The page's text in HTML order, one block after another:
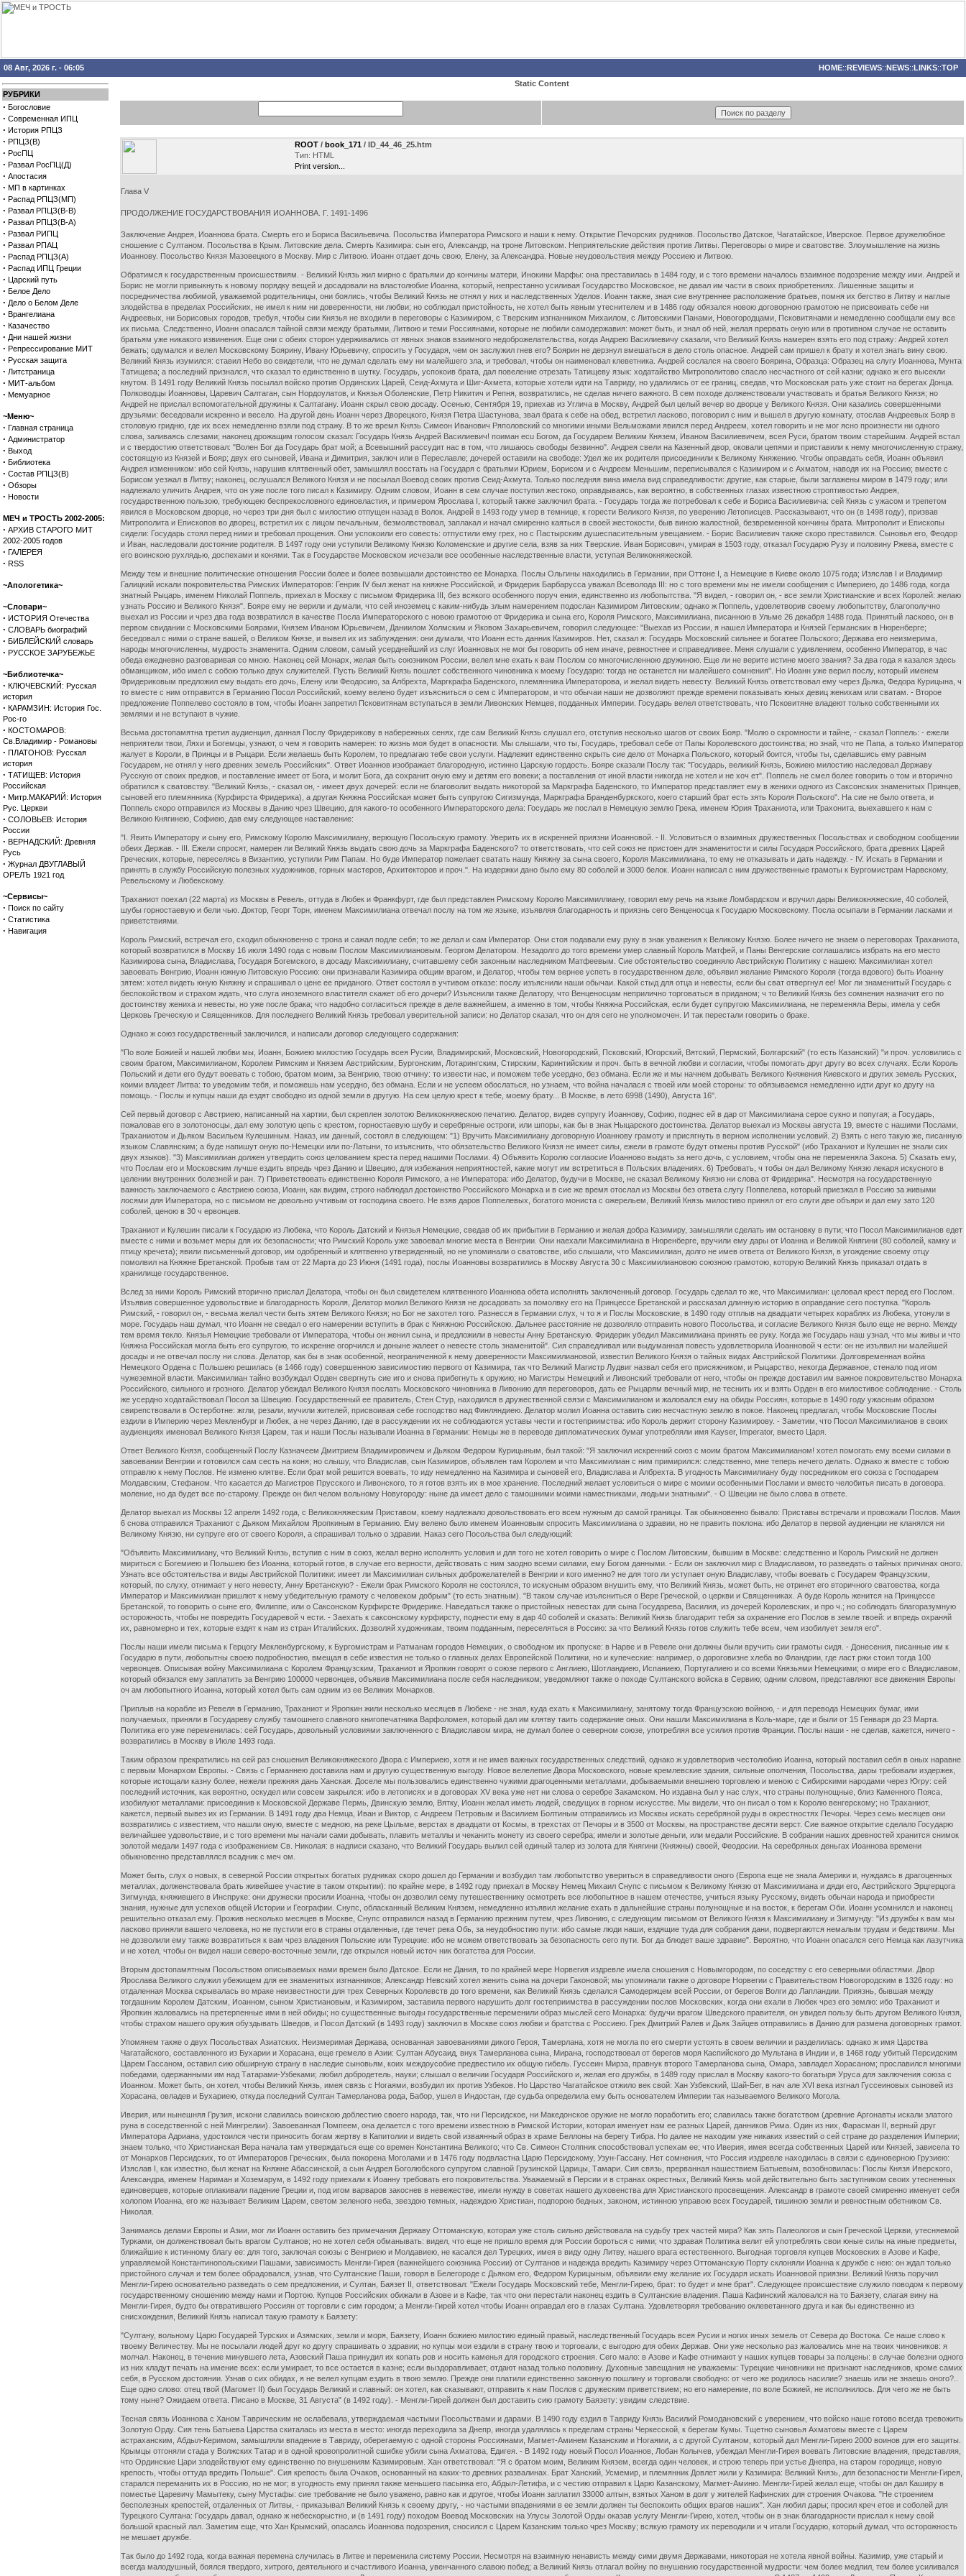
08 Авг, 2026 г. - 06:05 HOME::REVIEWS::NEWS::LINKS::TOP
РУБРИКИ
· Богословие
· Современная ИПЦ
· История РПЦЗ
· РПЦЗ(В)
· РосПЦ
· Развал РосПЦ(Д)
· Апостасия
· МП в картинках
· Распад РПЦЗ(МП)
· Развал РПЦЗ(В-В)
· Развал РПЦЗ(В-А)
· Развал РИПЦ
· Развал РПАЦ
· Распад РПЦЗ(А)
· Распад ИПЦ Греции
· Царский путь
· Белое Дело
· Дело о Белом Деле
· Врангелиана
· Казачество
· Дни нашей жизни
· Репрессирование МИТ
· Русская защита
· Литстраница
· МИТ-альбом
· Мемуарное
~Меню~
· Главная страница
· Администратор
· Выход
· Библиотека
· Состав РПЦЗ(В)
· Обзоры
· Новости
МЕЧ и ТРОСТЬ 2002-2005:
· АРХИВ СТАРОГО МИТ
2002-2005 годов
· ГАЛЕРЕЯ
· RSS
~Апологетика~
~Словари~
· ИСТОРИЯ Отечества
· СЛОВАРЬ биографий
· БИБЛЕЙСКИЙ словарь
· РУССКОЕ ЗАРУБЕЖЬЕ
~Библиотечка~
· КЛЮЧЕВСКИЙ: Русская
история
· КАРАМЗИН: История Гос.
Рос-го
· КОСТОМАРОВ:
Св.Владимир - Романовы
· ПЛАТОНОВ: Русская
история
· ТАТИЩЕВ: История
Российская
· Митр.МАКАРИЙ: История
Рус. Церкви
· СОЛОВЬЕВ: История
России
· ВЕРНАДСКИЙ: Древняя
Русь
· Журнал ДВУГЛАВЫЙ
ОРЕЛЪ 1921 год
~Сервисы~
· Поиск по сайту
· Статистика
· Навигация
Static Content
ROOT / book_171 / ID_44_46_25.htm
Тип: HTML
Print version...
Глава V
ПРОДОЛЖЕНИЕ ГОСУДАРСТВОВАНИЯ ИОАННОВА. Г. 1491-1496
Заключение Андрея, Иоаннова брата. Смерть его и Бориса Васильевича. Посольства Императора Римского и наши к нему. Открытие Печорских рудников. Посольство Датское, Чагатайское, Иверское. Первое дружелюбное
сношение с Султаном. Посольства в Крым. Литовские дела. Смерть Казимира: сын его, Александр, на троне Литовском. Неприятельские действия против Литвы. Переговоры о мире и сватовстве. Злоумышление на жизнь
Иоаннову. Посольство Князя Мазовецкого в Москву. Мир с Литвою. Иоанн отдает дочь свою, Елену, за Александра. Новые неудовольствия между Россиею и Литвою.
Обратимся к государственным происшествиям. - Великий Князь жил мирно с братьями до кончины матери, Инокини Марфы: она преставилась в 1484 году, и с того времени началось взаимное подозрение между ими. Андрей и
Борис не могли привыкнуть к новому порядку вещей и досадовали на властолюбие Иоанна, который, непрестанно усиливая Государство Московское, не давал им части в своих приобретениях. Лишенные защиты и
посредничества любимой, уважаемой родительницы, они боялись, чтобы Великий Князь не отнял у них и наследственных Уделов. Иоанн также, зная сие внутреннее расположение братьев, помня их бегство в Литву и наглые
злодейства в пределах Российских, не имел к ним ни доверенности, ни любви; но соблюдал пристойность, не хотел быть явным утеснителем и в 1486 году обязался новою договорною грамотою не присвоивать себе ни
Андреевых, ни Борисовых городов, требуя, чтобы сии Князья не входили в переговоры с Казимиром, с Тверским изгнанником Михаилом, с Литовскими Панами, Новогородцами, Псковитянами и немедленно сообщали ему все
их письма. Следственно, Иоанн опасался тайной связи между братьями, Литвою и теми Россиянами, которые не любили самодержавия: может быть, и знал об ней, желая прервать оную или в противном случае не оставить
братьям уже никакого извинения. Еще они с обеих сторон удерживались от явных знаков взаимного недоброжелательства, когда Андрею Василиевичу сказали, что Великий Князь намерен взять его под стражу: Андрей хотел
бежать; одумался и велел Московскому Боярину, Ивану Юрьевичу, спросить у Государя, чем он заслужил гнев его? Боярин не дерзнул вмешаться в дело столь опасное. Андрей сам пришел к брату и хотел знать вину свою.
Великий Князь изумился: ставил Небо во свидетели, что не думал сделать ему ни малейшего зла, и требовал, чтобы он наименовал клеветника. Андрей сослался на своего Боярина, Образца: Образец на слугу Иоаннова, Мунта
Татищева; а последний признался, что сказал то единственно в шутку. Государь, успокоив брата, дал повеление отрезать Татищеву язык: ходатайство Митрополитово спасло несчастного от сей казни; однако ж его высекли
кнутом. В 1491 году Великий Князь посылал войско против Ординских Царей, Сеид-Ахмута и Шиг-Ахмета, которые хотели идти на Тавриду, но удалились от ее границ, сведав, что Московская рать уже стоит на берегах Донца.
Полководцы Иоанновы, Царевич Салтаган, сын Нордоулатов, и Князья Оболенские, Петр Никитич и Репня, возвратились, не сделав ничего важного. В сем походе долженствовали участвовать и братья Великого Князя; но
Андрей не прислал вспомогательной дружины к Салтагану. Иоанн скрыл свою досаду. Осенью, Сентября 19, приехав из Углича в Москву, Андрей был целый вечер во дворце у Великого Князя. Они казались совершенными
друзьями: беседовали искренно и весело. На другой день Иоанн через Дворецкого, Князя Петра Шастунова, звал брата к себе на обед, встретил ласково, поговорил с ним и вышел в другую комнату, отослав Андреевых Бояр в
столовую гридню, где их всех немедленно взяли под стражу. В то же время Князь Симеон Иванович Ряполовский со многими иными Вельможами явился перед Андреем, хотел говорить и не мог ясно произнести ни одного
слова, заливаясь слезами; наконец дрожащим голосом сказал: Государь Князь Андрей Василиевич! поиман ecu Богом, да Государем Великим Князем, Иваном Василиевичем, всея Руси, братом твоим старейшим. Андрей встал
и с твердостию ответствовал: "Волен Бог да Государь брат мой; а Всевышний рассудит нас в том, что лишаюсь свободы безвинно". Андрея свели на Казенный двор, оковали цепями и приставили к нему многочисленную стражу,
состоящую из Князей и Бояр; двух его сыновей, Ивана и Димитрия, заключ или в Переславле; дочерей оставили на свободе: Удел же их родителя присоединили к Великому Княжению. Чтобы оправдать себя, Иоанн объявил
Андрея изменником: ибо сей Князь, нарушив клятвенный обет, замышлял восстать на Государя с братьями Юрием, Борисом и с Андреем Меньшим, переписывался с Казимиром и с Ахматом, наводя их на Россию; вместе с
Борисом уезжал в Литву; наконец, ослушался Великого Князя и не посылал Воевод своих против Сеид-Ахмута. Только последняя вина имела вид справедливости: другие, как старые, были заглажены миром в 1479 году; или
надлежало уличить Андрея, что он уже после того писал к Казимиру. Одним словом, Иоанн в сем случае поступил жестоко, оправдываясь, как вероятно, в собственных глазах известною строптивостью Андрея,
государственною пользою, требующею беспрекословного единовластия, и примером Ярослава I, который также заключил брата. - Государь тогда же потребовал к себе и Бориса Василиевича: сей Князь с ужасом и трепетом
явился в Московском дворце, но через три дня был с милостию отпущен назад в Волок. Андрей в 1493 году умер в темнице, к горести Великого Князя, по уверению Летописцев. Рассказывают, что он (в 1498 году), призвав
Митрополита и Епископов во дворец, встретил их с лицом печальным, безмолвствовал, заплакал и начал смиренно каяться в своей жестокости, быв виною жалостной, безвременной кончины брата. Митрополит и Епископы
сидели: Государь стоял перед ними и требовал прощения. Они успокоили его совесть: отпустили ему грех, но с Пастырским душеспасительным увещанием. - Борис Василиевич также скоро преставился. Сыновья его, Феодор
и Иван, наследовали достояние родителя. В 1497 году они уступили Великому Князю Коломенские и другие села, взяв за них Тверские. Иван Борисович, умирая в 1503 году, отказал Государю Рузу и половину Ржева, вместе с
его воинскою рухлядью, доспехами и конями. Так в Государстве Московском исчезали все особенные наследственные власти, уступая Великокняжеской.
Между тем и внешние политические отношения России более и более возвышали достоинство ее Монарха. Послы Ольгины находились в Германии, при Оттоне I, а Немецкие в Киеве около 1075 года; Изяслав I и Владимир
Галицкий искали покровительства Римских Императоров: Генрик IV был женат на княжне Российской, и Фридерик Барбарусса уважал Всеволода III: но с того времени мы не имели сообщения с Империею, до 1486 года, когда
знатный Рыцарь, именем Николай Поппель, приехал в Москву с письмом Фридерика III, без всякого особенного поруч ения, единственно из любопытства. "Я видел, - говорил он, - все земли Христианские и всех Королей: желаю
узнать Россию и Великого Князя". Бояре ему не верили и думали, что сей иноземец с каким-нибудь злым намерением подослан Казимиром Литовским; однако ж Поппель, удовлетворив своему любопытству, благополучно
выехал из России и чрез два года возвратился в качестве Посла Императорского с новою грамотою от Фридерика и сына его, Короля Римского, Максимилиана, писанною в Ульме 26 декабря 1488 года. Принятый ласково, он в
первом свидании с Московскими Боярами, Князем Иваном Юрьевичем, Даниилом Холмским и Яковом Захарьевичем, говорил следующее: "Выехав из России, я нашел Императора и Князей Германских в Нюренберге;
беседовал с ними о стране вашей, о Великом Князе, и вывел их из заблуждения: они думали, что Иоанн есть данник Казимиров. Нет, сказал я: Государь Московский сильнее и богатее Польского; Держава его неизмерима,
народы многочисленны, мудрость знаменита. Одним словом, самый усерднейший из слуг Иоанновых не мог бы говорить об нем иначе, ревностнее и справедливее. Меня слушали с удивлением, особенно Император, в час
обеда ежедневно разговаривая со мною. Наконец сей Монарх, желая быть союзником России, велел мне ехать к вам Послом со многочисленною дружиною. Еще ли не верите истине моего звания? За два года я казался здесь
обманщиком, ибо имел с собою только двух служителей. Пусть Великий Князь пошлет собственного чиновника к моему Государю: тогда не останется ни малейшего сомнения". Но Иоанн уже верил послу, который именем
Фридериковым предложил ему выдать его дочь, Елену или Феодосию, за Албрехта, Маргкрафа Баденского, племянника Императорова, и желал видеть невесту. Великий Князь ответствовал ему через Дьяка, Федора Курицына, ч
то вместе с ним отправится в Германию Посол Российский, коему велено будет изъясниться о сем с Императором, и что обычаи наши не дозволяют прежде времени показывать юных девиц женихам или сватам. - Второе
предложение Поппелево состояло в том, чтобы Иоанн запретил Псковитянам вступаться в земли Ливонских Немцев, подданных Империи. Государь велел ответствовать, что Псковитяне владеют только собственными их
землями и не вступают в чужие.
Весьма достопамятна третия аудиенция, данная Послу Фридерикову в набережных сенях, где сам Великий Князь слушал его, отступив несколько шагов от своих Бояр. "Молю о скромности и тайне, - сказал Поппель: - ежели
неприятели твои, Ляхи и Богемцы, узнают, о чем я говорить намерен: то жизнь моя будет в опасности. Мы слышали, что ты, Государь, требовал себе от Папы Королевского достоинства; но знай, что не Папа, а только Император
жалует в Короли, в Принцы и в Рыцари. Если желаешь быть Королем, то предлагаю тебе свои услуги. Надлежит единственно скрыть сие дело от Монарха Польского, который боится, чтобы ты, сделавшись ему равным
Государем, не отнял у него древних земель Российских". Ответ Иоаннов изображает благородную, истинно Царскую гордость. Бояре сказали Послу так: "Государь, великий Князь, Божиею милостию наследовал Державу
Русскую от своих предков, и поставление имеет от Бога, и молит Бога, да сохранит оную ему и детям его вовеки; а поставления от иной власти никогда не хотел и не хоч ет". Поппель не смел более говорить о том и вторично
обратился к сватовству. "Великий Князь, - сказал он, - имеет двух дочерей: если не благоволит выдать никоторой за Маркграфа Баденского, то Император представляет ему в женихи одного из Саксонских знаменитых Принцев,
сыновей его племянника (Курфирста Фридерика), а другая Княжна Российская может быть супругою Сигизмунда, Маркграфа Бранденбуркского, коего старший брат есть зять Короля Польского". На сие не было ответа, и
Поппель скоро отправился из Москвы в Данию чрез Швецию, для какого-то особенного Императорского дела: Государь же послал в Немецкую землю Грека, именем Юрия Траханиота, или Трахонита, выехавшего к нам с
Великою Княгинею, Софиею, дав ему следующее наставление:
"I. Явить Императору и сыну его, Римскому Королю Максимилиану, верющую Посольскую грамоту. Уверить их в искренней приязни Иоанновой. - II. Условиться о взаимных дружественных Посольствах и свободном сообщении
обеих Держав. - III. Ежели спросят, намерен ли Великий Князь выдать свою дочь за Маркграфа Баденского? то ответствовать, что сей союз не пристоен для знаменитости и силы Государя Российского, брата древних Царей
Греческих, которые, переселясь в Византию, уступили Рим Папам. Но буде Император пожелает сватать нашу Княжну за сына своего, Короля Максимилиана, то ему не отказывать и дать надежду. - IV. Искать в Германии и
принять в службу Российскую полезных художников, горных мастеров, Архитекторов и проч.". На издержки дано было ему 80 соболей и 3000 белок. Иоанн написал с ним дружественные грамоты к Бургомистрам Нарвскому,
Ревельскому и Любекскому.
Траханиот поехал (22 марта) из Москвы в Ревель, оттуда в Любек и Франкфурт, где был представлен Римскому Королю Максимиллиану, говорил ему речь на языке Ломбардском и вручил дары Великокняжеские, 40 соболей,
шубы горностаевую и бели чью. Доктор, Георг Торн, именем Максимилиана отвечал послу на том же языке, изъявляя благодарность и приязнь сего Венценосца к Государю Московскому. Посла осыпали в Германии ласками и
приветствиями.
Король Римский, встречая его, сходил обыкновенно с трона и сажал подле себя; то же делал и сам Император. Они стоя подавали ему руку в знак уважения к Великому Князю. Более ничего не знаем о переговорах Траханиота,
который возвратился в Москву 16 июля 1490 года с новым Послом Максимилиановым. Георгом Делатором. Незадолго до того времени умер славный Король Матфей, и Паны Венгерские соглашались избрать на его место
Казимирова сына, Владислава, Государя Богемского, в досаду Максимилиану, считавшему себя законным наследником Матфеевым. Сие обстоятельство соединяло Австрийскую Политику с нашею: Максимилиан хотел
завоевать Венгрию, Иоанн южную Литовскую Россию: они признавали Казимира общим врагом, и Делатор, чтобы тем вернее успеть в государственном деле, объявил желание Римского Короля (тогда вдового) быть Иоанну
зятем: хотел видеть юную Княжну и спрашивал о цене ее приданого. Ответ состоял в учтивом отказе: послу изъяснили наши обычаи. Какой стыд для отца и невесты, если бы сват отвергнул ее! Мог ли знаменитый Государь с
беспокойством и страхом ждать, что слуга иноземного властителя скажет об его дочери? Изъяснили также Делатору, что Венценосцам неприлично торговаться в приданом; ч то Великий Князь без сомнения назначит его по
достоинству жениха и невесты, но уже после брака; что надобно согласиться прежде в деле важнейшем, а именно в том, чтобы Княжна Российская, если будет супругою Максимилиана, не переменяла Веры, имела у себя
Церковь Греческую и Священников. Для последнего Великий Князь требовал уверительной записи: но Делатор сказал, что он для сего не уполномочен. И так перестали говорить о браке.
Однако ж союз государственный заключился, и написали договор следующего содержания:
"По воле Божией и нашей любви мы, Иоанн, Божиею милостию Государь всея Русии, Владимирский, Московский, Новогородский, Псковский, Югорский, Вятский, Пермский, Болгарский" (то есть Казанский) "и проч. условились с
своим братом, Максимилианом, Королем Римским и Князем Австрийским, Бургонским, Лотарингским, Стирским, Каринтийским и проч. быть в вечной любви и согласии, чтобы помогать друг другу во всех случаях. Если Король
Польский и дети его будут воевать с тобою, братом моим, за Венгрию, твою отчину: то извести нас, и поможем тебе усердно, без обмана. Если же и мы начнем добывать Великого Княжения Киевского и других земель Русских,
коими владеет Литва: то уведомим тебя, и поможешь нам усердно, без обмана. Если и не успеем обослаться, но узнаем, что война началася с твоей или моей стороны: то обязываемся немедленно идти друг ко другу на
помощь. - Послы и купцы наши да ездят свободно из одной земли в другую. На сем целую крест к тебе, моему брату... В Москве, в лето 6998 (1490), Августа 16".
Сей первый договор с Австриею, написанный на хартии, был скреплен золотою Великокняжескою печатию. Делатор, видев супругу Иоаннову, Софию, поднес ей в дар от Максимилиана серое сукно и попугая; а Государь,
пожаловав его в золотоносцы, дал ему золотую цепь с крестом, горностаевую шубу и серебряные остроги, или шпоры, как бы в знак Hыцарского достоинства. Делатор выехал из Москвы августа 19, вместе с нашими Послами,
Траханиотом и Дьяком Васильем Кулешиным. Наказ, им данный, состоял в следующем: "1) Вручить Максимилиану договорную Иоаннову грамоту и присягнуть в верном исполнении условий. 2) Взять с него такую же, писанную
языком Славянским; а буде напишут оную по-Немецки или по-Латыни, то изъяснить, что обязательство Великого Князя не имеет силы, ежели в грамоте будут отмены против Русской" (ибо Траханиот и Кулешин не знали сих
двух языков). "3) Максимилиан должен утвердить союз целованием креста перед нашими Послами. 4) Объявить Королю соглаосие Иоанново выдать за него дочь, с условием, чтобы она не переменяла Закона. 5) Сказать ему,
что Послам его и Московским лучше ездить впредь чрез Данию и Швецию, для избежания неприятностей, какие могут им встретиться в Польских владениях. 6) Требовать, ч тобы он дал Великому Князю лекаря искусного в
целении внутренних болезней и ран. 7) Приветствовать единственно Короля Римского, а не Императора: ибо Делатор, будучи в Москве, не сказал Великому Князю ни слова от Фридерика". Несмотря на государственную
важность заключаемого с Австриею союза, Иоанн, как видим, строго наблюдал достоинство Российского Монарха и в сие же время отослал из Москвы без ответа слугу Поппелева, который приезжал в Россию за живыми
лосями для Императора, но с письмом не довольно учтивым от господина своего. Не взяв даров Поппелевых, богатого мониста с ожерельем, Великий Князь милостиво принял от его слуги две объяри и дал ему зато 120
соболей, ценою в 30 ч ервонцев.
Траханиот и Кулешин писали к Государю из Любека, что Король Датский и Князья Немецкие, сведав об их прибытии в Германию и желая добра Казимиру, замышляли сделать им остановку в пути; что Посол Максимилианов едет
вместе с ними и возьмет меры для их безопасности; что Римский Король уже завоевал многие места в Венгрии. Они наехали Максимилиана в Нюренберге, вручили ему дары от Иоанна и Великой Княгини (80 соболей, камку и
птицу кречета); явили письменный договор, им одобренный и клятвенно утвержденный, но не упоминали о сватовстве, ибо слышали, что Максимилиан, долго не имев ответа от Великого Князя, в угождение своему отцу
помолвил на Княжне Бретанской. Пробыв там от 22 Марта до 23 Июня (1491 года), послы Иоанновы возвратились в Москву Августа 30 с Максимилиановою союзною грамотою, которую Великий Князь приказал отдать в
хранилище государственное.
Вслед за ними Король Римский вторично прислал Делатора, чтобы он был свидетелем клятвенного Иоаннова обета исполнять заключенный договор. Государь сделал то же, что Максимилиан: целовал крест перед его Послом.
Изъявив совершенное удовольствие и благодарность Короля, Делатор молил Великого Князя не досадовать за помолвку его на Принцессе Бретанской и рассказал длинную историю в оправдание сего поступка. "Король
Римский, - говорил он, - весьма желал чести быть зятем Великого Князя; но Бог не захотел того. Разнесся в Германии слух, ч то я и Послы Московские, в 1490 году отплыв на двадцати четырех кораблях из Любека, утонули в
море. Государь наш думал, что Иоанн не сведал о его намерении вступить в брак с Княжною Российскою. Дальнее расстояние не дозволяло отправить нового Посольства, и согласие Великого Князя было еще не верно. Между
тем время текло. Князья Немецкие требовали от Императора, чтобы он женил сына, и предложили в невесты Анну Бретанскую. Фридерик убедил Максимилиана принять ее руку. Когда же Государь наш узнал, что мы живы и что
Княжна Российская могла быть его супругою, то искренне огорчился и доныне жалеет о невесте столь знаменитой". Сия справедливая или выдуманная повесть удовлетворила Иоанновой ч ести: он не изъявил ни малейшей
досады и не отвечал послу ни слова. Делатор, как бы в знак особенной, неограниченной к нему доверенности Максимилиановой, известил Великого Князя о тайных видах Австрийской Политики. Долговременная война
Немецкого Ордена с Польшею решилась (в 1466 году) совершенною зависимостию первого от Казимира, так что Великий Магистр Лудвиг назвал себя его присяжником, и Рыцарство, некогда Державное, стенало под игом
чужеземной власти. Максимилиан тайно возбуждал Орден свергнуть сие иго и снова прибегнуть к оружию; но Магистры Немецкий и Ливонский требовали от него, чтобы он прежде доставил им важное покровительство Монарха
Российского, сильного и грозного. Делатор убеждал Великого Князя послать Московского чиновника в Ливонию для переговоров, дать ее Рыцарям вечный мир, не теснить их и взять Орден в его милостивое соблюдение. - Столь
же усердно ходатайствовал Посол за Швецию. Государственный ее правитель, Стен Стур, находился в дружественной связи с Максимилианом и жаловался ему на обиды Россиян, которые в 1490 году ужасным образом
свирепствовали в Остерботне: жгли, резали, мучили жителей, присвоивая себе господство над Финляндиею. Делатор молил Иоанна оставить сию несчастную землю в покое. Наконец предлагал, чтобы Московские Послы
ездили в Империю через Мекленбург и Любек, а не через Данию, где в рассуждении их не соблюдаются уставы чести и гостеприимства: ибо Король держит сторону Казимирову. - Заметим, что Посол Максимилианов в своих
аудиенциях именовал Великого Князя Царем, так и наши Послы называли Иоанна в Германии: Немцы же в переводе дипломатических бумаг употребляли имя Kayser, Imperator, вместо Царя.
Ответ Великого Князя, сообщенный Послу Казначеем Дмитрием Владимировичем и Дьяком Федором Курицыным, был такой: "Я заключил искренний союз с моим братом Максимилианом! хотел помогать ему всеми силами в
завоевании Венгрии и готовился сам сесть на коня; но слышу, что Владислав, сын Казимиров, объявлен там Королем и что Максимилиан с ним примирился: следственно, мне теперь нечего делать. Однако ж вместе с тобою
отправлю к нему Послов. Не изменю клятве. Если брат мой решится воевать, то иду немедленно на Казимира и сыновей его, Владислава и Албрехта. В угодность Максимилиану буду посредником его союза с Господарем
Молдавским, Стефаном. Что касается до Магистров Прусского и Ливонского, то я готов взять их в мое хранение. Последний желает условиться о мире с моими особенными Послами и вместо челобитья писать в договора.
моление, но да будет все по-старому. Прежде он бил челом вольному Новугороду: ныне да имеет дело с тамошними моими наместниками, людьми знатными". - О Швеции не было слова в ответе.
Делатор выехал из Москвы 12 апреля 1492 года, с Великокняжеским Приставом, коему надлежало довольствовать его всем нужным до самой границы. Так обыкновенно бывало: Приставы встречали и провожали Послов. Маия
6 снова отправился Траханиот с Дьяком Михайлом Яропкиным в Германию. Ему велено было именем Иоанновым спросить Максимилиана о здравии, но не править поклона: ибо Делатор в первой аудиенции не кланялся ни
Великому Князю, ни супруге его от своего Короля, а спрашивал только о здравии. Наказ сего Посольства был следующий:
"Объявить Максимилиану, что Великий Князь, вступив с ним в союз, желал верно исполнять условия и для того не хотел говорить о мире с Послом Литовским, бывшим в Москве: следственно и Король Римский не должен
мириться с Богемиею и Польшею без Иоанна, который готов, в случае его верности, действовать с ним заодно всеми силами, ему Богом данными. - Если он заключил мир с Владиславом, то разведать о тайных причинах оного.
Узнать все обстоятельства и виды Австрийской Политики: имеет ли Максимилиан сильных доброжелателей в Венгрии и кого именно? не для того ли уступает оную Владиславу, чтобы воевать с Государем Французским,
который, по слуху, отнимает у него невесту, Анну Бретанскую? - Ежели брак Римского Короля не состоялся, то искусным образом внушить ему, что Великий Князь, может быть, не отринет его вторичного сватовства, когда
Император и Максимилиан пришлют к нему убедительную грамоту с человеком добрым" (то есть знатным). "В таком случае изъясниться о Вере Греческой, о церкви и Священниках. А буде Король женится на Принцессе
Бретанской, то говорить о сыне его, Филиппе, или о Саксонском Курфирсте Фридерике. Наведаться также о пристойных невестах для сына Государева, Василия, из дочерей Королевских, и про ч.; но соблюдать благоразумную
осторожность, чтобы не повредить Государевой ч ести. - Заехать к саксонскому курфирсту, поднести ему в дар 40 соболей и сказать: Великий Князь благодарит тебя за охранение его Послов в земле твоей: и впредь охраняй
их, равномерно и тех, которые ездят к нам из стран Италийских. Дозволяй художникам, твоим подданным, переселяться в Россию: за что Великий Князь готов служить тебе всем, чем изобилует земля его".
Послы наши имели письма к Герцогу Мекленбургскому, к Бургомистрам и Ратманам городов Немецких, о свободном их пропуске: в Нарве и в Ревеле они должны были вручить сии грамоты сидя. - Донесения, писанные им к
Государю в пути, любопытны своею подробностию, вмещая в себе известия не только о главных делах Европейской Политики, но и купеческие: например, о дороговизне хлеба во Фландрии, где ласт ржи стоил тогда 100
червонцев. Описывая войну Максимилиана с Королем Французским, Траханиот и Яропкин говорят о союзе первого с Англиею, Шотландиею, Испаниею, Португалиею и со всеми Князьями Немецкими; о мире его с Владиславом,
который обязался ему заплатить за Венгрию 100000 червонцев, объявив Максимилиана после себя наследником; уведомляют также о походе Султанского войска в Сервию; одним словом, представляют все движения Европы
оч ам любопытного Иоанна, который хотел быть сам одним из ее Великих Монархов.
Приплыв на корабле из Ревеля в Германию, Траханиот и Яропкин жили несколько месяцев в Любеке - не зная, куда ехать к Максимилиану, занятому тогда Французскою войною, - и для перевода Немецких бумаг, ими
получаемых, приняли в Государеву службу тамошнего славного книгопечатника Варфоломея, который дал им клятву таить содержание оных. Они нашли Максимилиана в Коль-маре, где и были от 15 Генваря до 23 Марта.
Политика его уже переменилась: сей Государь, довольный условиями заключенного с Владиславом мира, не думал более о северном союзе, употребляя все усилия против Франции. Послы наши - не сделав, кажется, ничего -
возвратились в Москву в Июле 1493 года.
Таким образом прекратились на сей раз сношения Великокняжеского Двора с Империею, хотя и не имев важных государственных следствий, однако ж удовлетворив честолюбию Иоанна, который поставил себя в оных наравне
с первым Монархом Европы. - Связь с Германнею доставила нам и другую существенную выгоду. Новое велелепие Двора Московского, новые кремлевские здания, сильные ополчения, Посольства, дары требовали издержек,
которые истощали казну более, нежели прежняя дань Ханская. Доселе мы пользовались единственно чужими драгоценными металлами, добываемыми внешнею торговлею и меною с Сибирскими народами через Югру: сей
последний источник, как вероятно, оскудел или совсем закрылся: ибо в летописях и в договорах XV века уже нет ни слова о серебре Закамском. Но издавна был у нас слух, что страны полунощные, близ Каменного Пояса,
изобилуют металлами: присоединив к Московской Державе Пермь, Двинскую землю, Вятку, Иоанн желал иметь людей, сведущих в горном искусстве. Мы видели, что он писал о том к Королю венгерскому; но Траханиот,
кажется, первый вывез их из Германии. В 1491 году два Немца, Иван и Виктор, с Андреем Петровым и Василием Болтиным отправились из Москвы искать серебряной руды в окрестностях Печоры. Через семь месяцев они
возвратились с известием, что нашли оную, вместе с медною, на реке Цыльме, верстах в двадцати от Космы, в трехстах от Печоры и в 3500 от Москвы, на пространстве десяти верст. Сие важное открытие сделало Государю
величайшее удовольствие, и с того времени мы начали сами добывать, плавить металлы и чеканить монету из своего серебра; имели и золотые деньги, или медали Российские. В собрании наших древностей хранится снимок
золотой медали 1497 года с изображением Св. Николая: в надписи сказано, что Великий Государь вылил сей единый талер из золота для Княгини (Княжны) своей, Феодосии. На серебряных деньгах Иоаннова времени
обыкновенно представлялся всадник с меч ом.
Может быть, слух о новых, в северной России открытых богатых рудниках скоро дошел до Германии и возбудил там любопытство увериться в справедливости оного (Европа еще не знала Америки и, нуждаясь в драгоценных
металлах, долженствовала брать живейшее участие в таком открытии): по крайне мере, в 1492 году приехал в Москву Немец Михаил Снупс с письмом к Великому Князю от Максимилиана и дяди его, Австрийского Эрцгерцога
Зигмунда, княжившего в Инспруке: они дружески просили Иоанна, чтобы он дозволил сему путешественнику осмотреть все любопытное в нашем отечестве, учиться языку Русскому, видеть обычаи народа и приобрести
знания, нужные для успехов общей Истории и Географии. Снупс, обласканный Великим Князем, немедленно изъявил желание ехать в дальнейшие страны полунощные и на восток, к берегам Оби. Иоанн усомнился и наконец
решительно отказал ему. Прожив несколько месяцев в Москве, Снупс отправился назад в Германию прежним путем, чрез Ливонию, с следующим письмом от Великого Князя к Максимилиану и Зигмунду: "Из дружбы к вам мы
ласково приняли вашего человека, но не пустили его в страны отдаленные, где течет река Обь, за неудобностию пути: ибо самые люди наши, ездящие туда для собрания дани, подвергаются немалым трудам и бедствиям. Мы
не дозволили ему также возвратиться к вам чрез владения Польские или Турецкие: ибо не можем ответствовать за безопасность сего пути. Бог да блюдет ваше здравие". Вероятно, что Иоанн опасался сего Немца как лазутчика
и не хотел, чтобы он видел наши северо-восточные земли, где открылся новый источ ник богатства для России.
Вторым достопамятным Посольством описываемых нами времен было Датское. Если не Дания, то по крайней мере Норвегия издревле имела сношения с Новымгородом, по соседству с его северными областями. Двор
Ярослава Великого служил убежищем для ее знаменитых изгнанников; Александр Невский хотел женить сына на дочери Гаконовой; мы упоминали также о договоре Норвегии с Правительством Новогородским в 1326 году: но
отдаленная Москва скрывалась во мраке неизвестности для трех Северных Королевств до того времени, как Великий Князь сделался Самодержцем всей России, от берегов Волги до Лапландии. Приязнь, бывшая между
тогдашним Королем Датским, Иоанном, сыном Христиановым, и Казимиром, заставила первого нарушить долг гостеприимства в рассуждении послов Московских, когда они ехали в Любек чрез его землю: ибо Траханиот и
Яропкин жаловались на претерпенные ими в ней обиды; но существенные выгоды государственные переменили образ мыслей сего Монарха: будучи врагом Шведского правителя, он увидел пользу быть другом Великого Князя,
чтобы страхом нашего оружия обуздывать Шведов, и Посол Датский (в 1493 году) заключил в Москве союз любви и братства с Россиею. Грек Дмитрий Ралев и Дьяк Зайцев отправились в Данию для размена договорных грамот.
Упомянем также о двух Посольствах Азиатских. Неизмеримая Держава, основанная завоеваниями дикого Героя, Тамерлана, хотя не могла по его смерти устоять в своем величии и разделилась: однако ж имя Царства
Чагатайского, составленного из Бухарии и Хорасана, еще гремело в Азии: Султан Абусаид, внук Тамерланова сына, Мирана, господствовал от берегов моря Каспийского до Мультана в Индии и, в 1468 году убитый Персидским
Царем Гассаном, оставил сию обширную страну в наследие сыновьям, коих междоусобие предвестило их общую гибель. Гуссеин Мирза, правнук второго Тамерланова сына, Омара, завладел Хорасаном; прославился многими
победами, одержанными им над Татарами-Узбеками; любил добродетель, науки; слышал о величии Государя Российского и, желая его дружбы, в 1489 году прислал в Москву какого-то богатыря Уруса для заключения союза с
Иоанном. Может быть, он хотел, чтобы Великий Князь, имея связь с Ногаями, возбудил их против Узбеков. Но Царство Чагатайское отжило век свой: Хан Узбекский, Шай-Бег, в нач але XVI века изгнал Гуссеиновых сыновей из
Хорасана, овладев и Бухариею, откуда последний Султан Тамерланова рода, Бабор, ушел в Индостан, где судьба определила ему быть основателем Империи так называемого Великого Могола.
Иверия, или нынешняя Грузия, искони славилась воинскою доблестию своего народа, так, что ни Персидское, ни Македонское оружие не могло поработить его; славилась также богатством (древние Аргонавты искали златого
руна в соседственной с ней Мингрелии). Завоеванная Помпеем, она делается с того времени известною в Римской Истории, которая именует нам ее разных Царей, данников Рима. Один из них, Фарасман II, верный друг
Императора Адриана, удостоился чести приносить богам жертву в Капитолии и видеть свой изваянный образ в храме Беллоны на берегу Тибра. Но далее не находим уже никаких известий о сей стране до разделения Империи;
знаем только, что Христианская Вера начала там утверждаться еще со времен Константина Великого; что Св. Симеон Столпник способствовал успехам ее; что Иверия, имея всегда собственных Царей или Князей, зависела то
от Монархов Персидских, то от Императоров Греческих, была покорена Моголами и в 1476 году подвластна Царю Персидскому, Узун-Гассану. Нет сомнения, что Россия издревле находилась в связи с единоверною Грузиею:
Изяслав I, как известно, был женат на Княжне Абассинской, а сын Андрея Боголюбского супругом славной Грузинской Царицы, Тамари. Сия связь, прерванная нашествием Батыевым, возобновилась: Послы Князя Иверского,
Александра, именем Нариман и Хоземарум, в 1492 году приехали к Иоанну требовать его покровительства. Уважаемый в Персии и в странах окрестных, Великий Князь мой действительно быть заступником своих утесненных
единоверцев, которые оплакивали падение Греции и, под игом варваров закоснев в невежестве, имели нужду в советах нашего духовенства для Христианского просвещения. Александр в грамоте своей смиренно именует себя
холопом Иоанна, его же называет Великим Царем, светом зеленого неба, звездою темных, надеждою Христиан, подпорою бедных, законом, истинною управою всех Государей, тишиною земли и ревностным обетником Св.
Николая.
Занимаясь делами Европы и Азии, мог ли Иоанн оставить без примечания Державу Оттоманскую, которая уже столь сильно действовала на судьбу трех частей мира? Как зять Палеологов и сын Греческой Церкви, утесняемой
Турками, он долженствовал быть врагом Султанов; но не хотел себя обманывать: видел, что еще не пришло время для России бороться с ними; что здравая Политика велит ей употреблять свои юные силы на иные предметы,
ближайшие к истинному благу ее: для того, заключая союзы с Венгриею и Молдавиею, не касался дел Турецких, имея в виду одну Литву, нашего врага естественного. Выгодная торговля купцев Московских в Азове и Кафе,
управляемой Константинопольскими Пашами, зависимость Менгли-Гирея (важнейшего союзника России) от Султанов и надежда вредить Казимиру через Оттоманскую Порту склоняли Иоанна к дружбе с нею: он ждал только
пристойного случая и тем более обрадовался, узнав, что Султанские Паши, говоря в Белегороде с Дьяком его, Федором Курицыным, объявили ему желание их Государя искать Иоанновой приязни. Великий Князь поручил
Менгли-Гирею основательно разведать о сем предложении, и Султан, Баязет II, ответствовал: "Ежели Государь Московский тебе, Менгли-Гирею, брат: то будет и мне брат". Следующее происшествие служило поводом к первому
государственному сношению между нами и Портою. Купцов Российских обижали в Азове и в Кафе, так что они перестали наконец ездить в Султанские владения. Паша Кафинский жаловался на то Баязету, слагая вину на
Менгли-Гирея, будто бы отвратившего Россиян от торговли с сим городом; а Менгли-Гирей хотел чтобы Иоанн оправдал его в глазах Султана. Удовлетворяя требованию оклеветанного друга и как бы единственно из
снисхождения, Великий Князь написал такую грамоту к Баязету:
"Султану, вольному Царю Государей Турских и Азямских, земли и моря, Баязету, Иоанн божиею милостию единый правый, наследственный Государь всея Русии и ногих иных земель от Севера до Востока. Се наше слово к
твоему Величеству. Мы не посылали людей друг ко другу спрашивать о здравии; но купцы мои ездили в страну твою и торговали, с выгодою для обеих Держав. Они уже несколько раз жаловались мне на твоих чиновников: я
молчал. Наконец, в течение минувшего лета, Азовский Паша принудил их копать ров и носить каменья для городского строения. Сего мало: в Азове и Кафе отнимают у наших купцев товары за полцены: в случае болезни одного
из них кладут печать на имение всех: если умирает, то все остается в казне; если выздоравливает, отдают назад только половину. Духовные завещания не уважаемы: Турецкие чиновники не признают наследников, кроме самих
себя, в Русском достоянии. Узнав о сих обидах, я не велел купцам ездить в твою землю. Прежде они платили единственно законную пошлину и торговали свободно: от чего же родилось насилие? знаешь или не знаешь оного?..
Еще одно слово: отец твой (Магомет II) был Государь Великий и славный: он хотел, как сказывают, отправить к нам Послов с дружеским приветствием; но его намерение, по воле Божией, не исполнилось. Для чего же не быть
тому ныне? Ожидаем ответа. Писано в Москве, 31 Августа" (в 1492 году). - Менгли-Гирей должен был доставить сию грамоту Баязету: увидим следствие.
Тесная связь Иоаннова с Ханом Таврическим не ослабевала, утверждаемая частыми Посольствами и дарами. В 1490 году ездил в Тавриду Князь Василий Ромодановский с уверением, что войско наше готово всегда тревожить
Золотую Орду. Сия тень Батыева Царства скиталась из места в место: иногда переходила за Днепр, иногда удалялась к пределам страны Черкесской, к берегам Кумы. Тщетно сыновья Ахматовы вместе с Царем
астраханским, Абдыл-Керимом, замышляли впадение в Тавриду, оберегаемую с одной стороны Россиянами, Магмет-Аминем Казанским и Ногаями, а с другой Султаном, который дал Менгли-Гирею 2000 воинов для его защиты.
Крымцы отгоняли стада у Волжских Татар и в одной кровопролитной сшибке убили сына Ахматова, Едигея. - В 1492 году новый Посол Иоаннов, Лобан Колычев, убеждал Менгли-Гирея воевать Литовские владения, представляя,
что Ординские Цари злодействуют ему единственно по внушениям Казимировым. Хан ответствовал: "Я с братом моим, Великим Князем, всегда один человек, и строю теперь при устье Днепра, на старом городище, новую
крепость, чтобы оттуда вредить Польше". Сия крепость была Очаков, основанный на каких-то древних развалинах. Брат Ханский, Усмемир, и племянник Довлет жили у Казимира: Великий Князь, для безопасности Менгли-Гирея,
старался переманить их в Россию, но не мог; в угодность ему принял также меньшего пасынка его, Абдыл-Летифа, и с честию отправил к Царю Казанскому, Магмет-Аминю. Менгли-Гирей желал еще, чтобы он дал Каширу в
поместье Царевичу Мамытеку, сыну Мустафы: сие требование не было уважено, равно как и другое, чтобы Иоанн заплатил 33000 алтын, взятых Ханом в долг у жителей Кафинских для строения Очакова. "Не строением
бесполезных крепостей, отдаленных от Литвы, - приказывал Великий Князь к своему другу, - но частыми впадениями в ее земли должен ты беспокоить общих врагов наших". Хан любил дары; просил креч етов и соболей для
Турецкого Султана: Государь давал, однако ж небескорыстно, и (в 1491 году) походом Воевод Московских на Улусы Золотой Орды оказав услугу Менгли-Гирею, хотел, чтобы он в знак благодарности прислал к нему свой
большой красный лал. Заметим еще, что Хан Крымский, опасаясь Иоаннова подозрения, сносился с Царем Казанским только чрез Москву; всякую грамоту их переводили и ч итали Государю, который думал, что осторожность
не мешает дружбе.
Так было до 1492 года, когда важная перемена случилась в Литве и переменила систему России. Несмотря на взаимную ненависть между сими двумя Державами, никоторая не хотела явной войны. Казимир, уже старый и
всегда малодушный, боялся твердого, хитрого, деятельного и счастливого Иоанна, увенчанного славою побед; а Великий Князь отлагал войну по внушению государственной мудрости: чем более медлил, тем более усиливался